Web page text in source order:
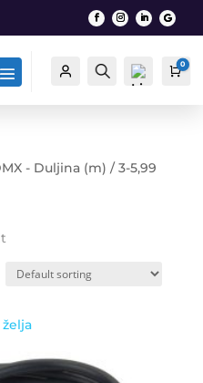
Račun Traži 0
- Duljina (m) / 3-5,99
želja